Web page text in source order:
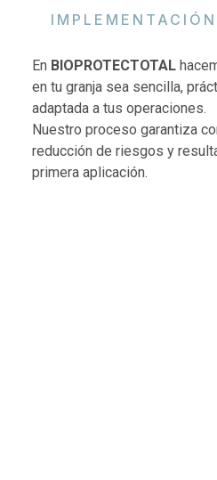
En BIOPROTECTOTAL
en tu granja sea sencilla,
adaptada a tus operaciones.
Nuestro proceso garantiza
reducción de riesgos y
primera aplicación.